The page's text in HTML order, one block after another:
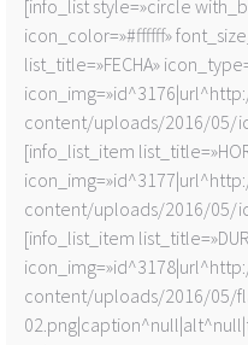
[info_list style=»circle
icon_color=»#ffffff»
list_title=»FECHA»
content/uploads/2016/05/
[info_list_item
content/uploads/2016/05/
[info_list_item
content/uploads/2016/05/